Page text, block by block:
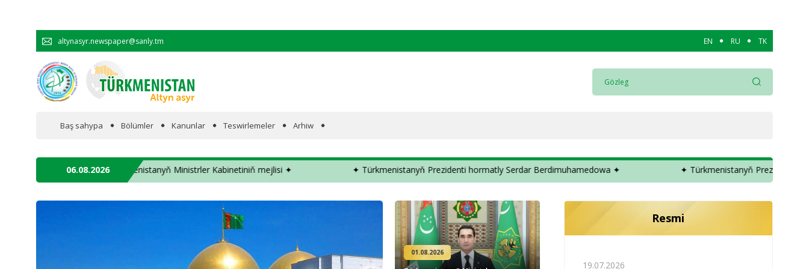
altynasyr.newspaper@sanly.tm EN RU TK
Baş sahypa Bölümler
Wakalaryň jümmişinde
Kanunlar Teswirlemeler Arhiw
06.08.2026
✦ Türkmenistanyň Ministrler Kabinetiniň mejlisi ✦ ✦ Türkmenistanyň Prezidenti hormatly Serdar Berdimuhamedowa ✦ ✦ Türk­me­nis­ta­nyň Prezidenti Şweý­sa­ri­ýa
01.08.2026
Resmi
19.07.2026